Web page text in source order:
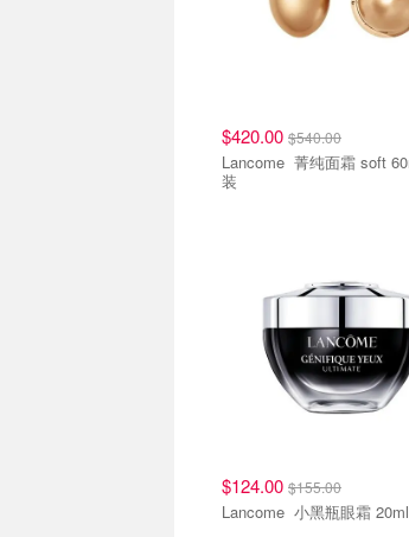
$420.00 $540.00
Lancome 菁纯面霜 soft 60ml补充
装
$124.00 $155.00
Lancome 小黑瓶眼霜 20ml